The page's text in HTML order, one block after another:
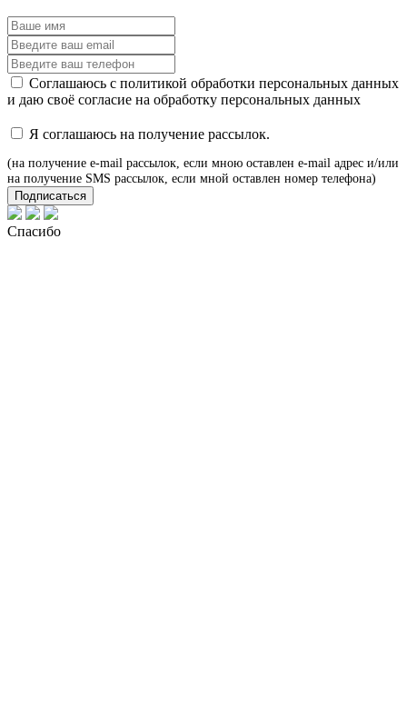
Соглашаюсь с политикой обработки персональных данных
и даю своё согласие на обработку персональных данных
Я соглашаюсь на получение рассылок.
(на получение e-mail рассылок, если мною оставлен e-mail адрес и/или
на получение SMS рассылок, если мной оставлен номер телефона)
Подписаться
Спасибо